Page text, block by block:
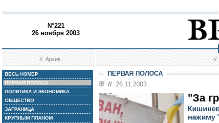
N°221
26 ноября 2003
//Архив //
ВЕСЬ НОМЕР
ПЕРВАЯ ПОЛОСА
ПОЛИТИКА И ЭКОНОМИКА
ОБЩЕСТВО
ЗАГРАНИЦА
КРУПНЫМ ПЛАНОМ
ПЕРВАЯ ПОЛОСА
// 26.11.2003
"За
нажиму